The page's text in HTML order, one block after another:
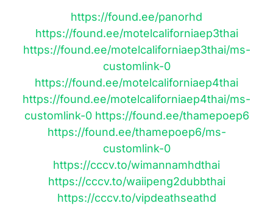
https://found.ee/panorhd
https://found.ee/motelcaliforniaep3thai
https://found.ee/motelcaliforniaep3thai/ms-
customlink-0
https://found.ee/motelcaliforniaep4thai
https://found.ee/motelcaliforniaep4thai/ms-
customlink-0 https://found.ee/thamepoep6
https://found.ee/thamepoep6/ms-
customlink-0
https://cccv.to/wimannamhdthai
https://cccv.to/waiipeng2dubbthai
https://cccv.to/vipdeathseathd